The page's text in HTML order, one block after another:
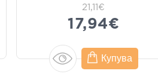
21,11€
17,94€
Купува